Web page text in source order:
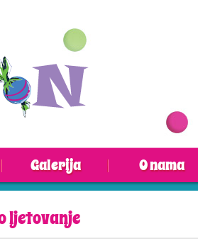
Galerija O nama
ljetovanje